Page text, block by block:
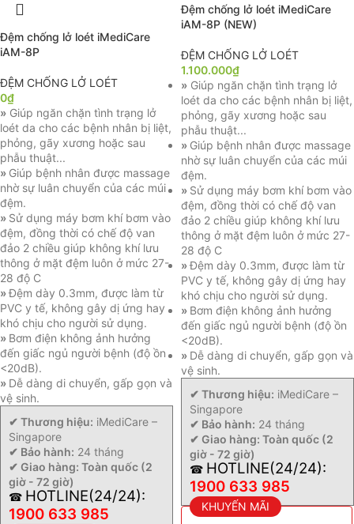
Đệm chống lở loét iMediCare
iAM-8P
ĐỆM CHỐNG LỞ LOÉT
0₫
» Giúp ngăn chặn tình trạng lở
loét da cho các bệnh nhân bị liệt,
phỏng, gãy xương hoặc sau
phẫu thuật...
» Giúp bệnh nhân được massage
nhờ sự luân chuyển của các múi
đệm.
» Sử dụng máy bơm khí bơm vào
đệm, đồng thời có chế độ van
đảo 2 chiều giúp không khí lưu
thông ở mặt đệm luôn ở mức 27-
28 độ C
»Đệm dày 0.3mm, được làm từ
PVC y tế, không gây dị ứng hay
khó chịu cho người sử dụng.
» Bơm điện không ảnh hưởng
đến giấc ngủ người bệnh (độ ồn
<20dB).
» Dễ dàng di chuyển, gấp gọn và
vệ sinh.
✔ Thương hiệu: iMediCare –
Singapore
✔ Bảo hành: 24 tháng
✔ Giao hàng: Toàn quốc (2
giờ - 72 giờ)
☎ HOTLINE(24/24):
1900 633 985
Đệm chống lở loét iMediCare
iAM-8P (NEW)
ĐỆM CHỐNG LỞ LOÉT
1.100.000₫
» Giúp ngăn chặn tình trạng lở
loét da cho các bệnh nhân bị liệt,
phỏng, gãy xương hoặc sau
phẫu thuật...
» Giúp bệnh nhân được massage
nhờ sự luân chuyển của các múi
đệm.
» Sử dụng máy bơm khí bơm vào
đệm, đồng thời có chế độ van
đảo 2 chiều giúp không khí lưu
thông ở mặt đệm luôn ở mức 27-
28 độ C
»Đệm dày 0.3mm, được làm từ
PVC y tế, không gây dị ứng hay
khó chịu cho người sử dụng.
» Bơm điện không ảnh hưởng
đến giấc ngủ người bệnh (độ ồn
<20dB).
» Dễ dàng di chuyển, gấp gọn và
vệ sinh.
✔ Thương hiệu: iMediCare –
Singapore
✔ Bảo hành: 24 tháng
✔ Giao hàng: Toàn quốc (2
giờ - 72 giờ)
☎ HOTLINE(24/24):
1900 633 985
KHUYẾN MÃI